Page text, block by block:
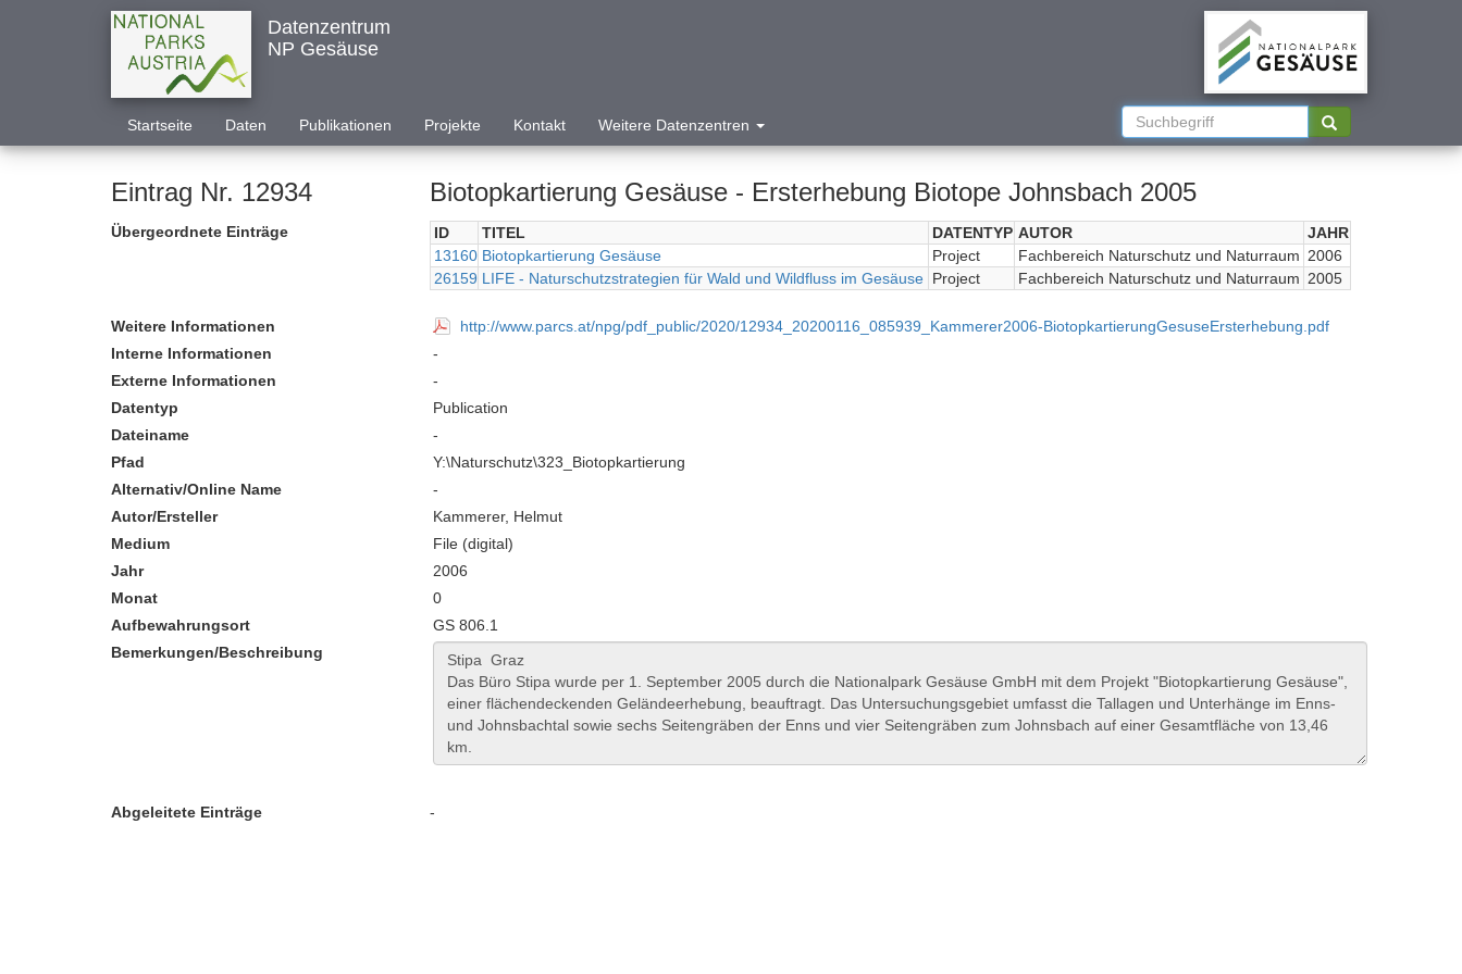
Datenzentrum
NP Gesäuse
Startseite Daten Publikationen Projekte Kontakt Weitere Datenzentren
Eintrag Nr. 12934 Biotopkartierung Gesäuse - Ersterhebung Biotope Johnsbach 2005
Übergeordnete Einträge ID TITEL DATENTYP AUTOR
JAHR
13160 Biotopkartierung Gesäuse Project Fachbereich Naturschutz und Naturraum 2006
26159 LIFE - Naturschutzstrategien für Wald und Wildfluss im Gesäuse Project Fachbereich Naturschutz und Naturraum 2005
Weitere Informationen
http://www.parcs.at/npg/pdf_public/2020/12934_20200116_085939_Kammerer2006-BiotopkartierungGesuseErsterhebung.pdf
Interne Informationen
-
Externe Informationen
-
Datentyp
Publication
Dateiname
-
Pfad
Y:\Naturschutz\323_Biotopkartierung
Alternativ/Online Name
-
Autor/Ersteller
Kammerer, Helmut
Medium
File (digital)
Jahr
2006
Monat
0
Aufbewahrungsort
GS 806.1
Bemerkungen/Beschreibung
Abgeleitete Einträge -